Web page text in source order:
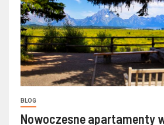
BLOG
Nowoczesne apartamenty